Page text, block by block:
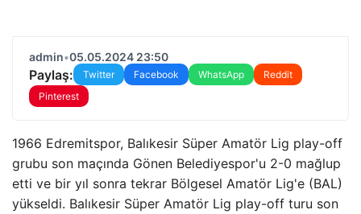
admin•05.05.2024 23:50
Paylaş: Twitter Facebook WhatsApp
Reddit
Pinterest
1966 Edremitspor, Balıkesir Süper Amatör Lig play-off
grubu son maçında Gönen Belediyespor'u 2-0 mağlup
etti ve bir yıl sonra tekrar Bölgesel Amatör Lig'e (BAL)
yükseldi. Balıkesir Süper Amatör Lig play-off turu son